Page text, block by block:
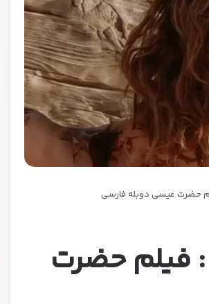
حضرت عیسی دوبله فارسی
فیلم حضرت